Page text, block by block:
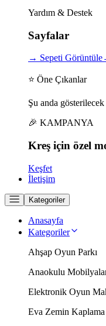
Yardım & Destek
Sayfalar
→ Sepeti Görüntüle
⭐ Öne Çıkanlar
Şu anda
🎉 KAMPANYA
Kreş için özel
Keşfet
İletişim
Kategoriler
Anasayfa
Kategoriler
Ahşap Oyun Parkı
Anaokulu
Elektronik Oyun
Eva Zemin